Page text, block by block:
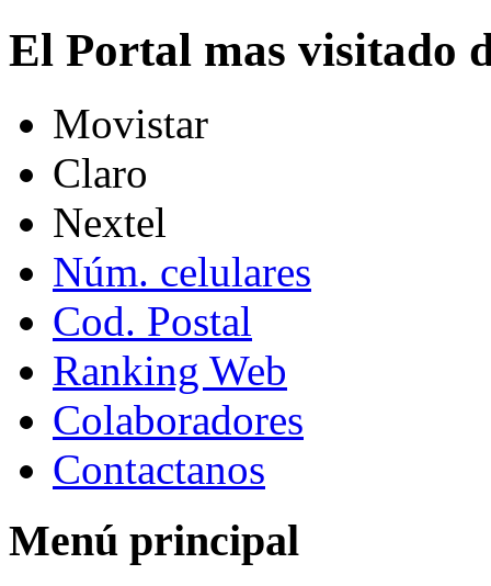
El Portal mas visitado
Movistar
Claro
Nextel
Núm. celulares
Cod. Postal
Ranking Web
Colaboradores
Contactanos
Menú principal